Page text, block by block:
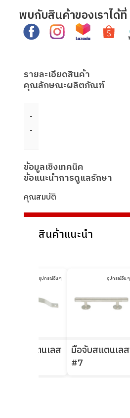
พบกับสินค้าของเราได้ที่
รายละเอียดสินค้า
คุณลักษณะผลิตภัณฑ์
-
-
ข้อมูลเชิงเทคนิค
ข้อแนะนำการดูแลรักษา
คุณสมบัติ
สินค้าแนะนำ
อุปกรณ์อื่น ๆ
มือจับสแตนเลส
อุปกรณ์อื่น ๆ
มือจับสแตนเลส
#7